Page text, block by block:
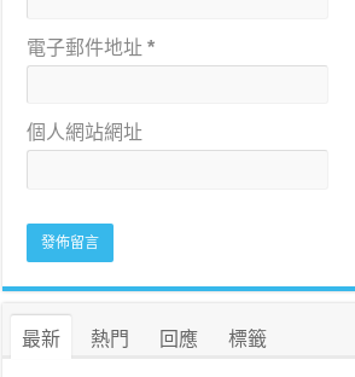
電子郵件地址*
個人網站網址
最新 熱門 回應 標籤